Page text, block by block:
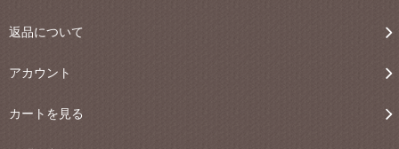
返品について
アカウント
カートを見る